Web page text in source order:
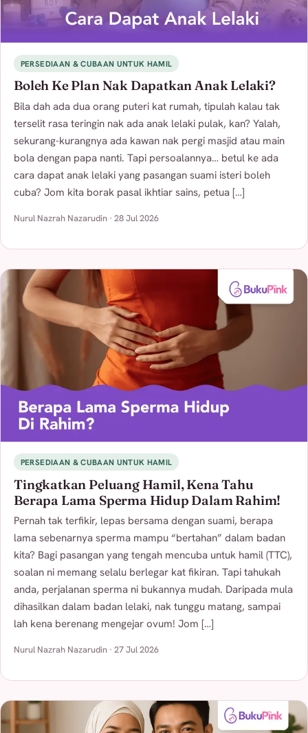
PERSEDIAAN & CUBAAN UNTUK HAMIL
Boleh Ke Plan Nak Dapatkan Anak Lelaki?
Bila dah ada dua orang puteri kat rumah, tipulah kalau tak
terselit rasa teringin nak ada anak lelaki pulak, kan? Yalah,
sekurang-kurangnya ada kawan nak pergi masjid atau main
bola dengan papa nanti. Tapi persoalannya… betul ke ada
cara dapat anak lelaki yang pasangan suami isteri boleh
cuba? Jom kita borak pasal ikhtiar sains, petua […]
Nurul Nazrah Nazarudin · 28 Jul 2026
PERSEDIAAN & CUBAAN UNTUK HAMIL
Tingkatkan Peluang Hamil, Kena Tahu
Berapa Lama Sperma Hidup Dalam Rahim!
Pernah tak terfikir, lepas bersama dengan suami, berapa
lama sebenarnya sperma mampu “bertahan” dalam badan
kita? Bagi pasangan yang tengah mencuba untuk hamil (TTC),
soalan ni memang selalu berlegar kat fikiran. Tapi tahukah
anda, perjalanan sperma ni bukannya mudah. Daripada mula
dihasilkan dalam badan lelaki, nak tunggu matang, sampai
lah kena berenang mengejar ovum! Jom […]
Nurul Nazrah Nazarudin · 27 Jul 2026